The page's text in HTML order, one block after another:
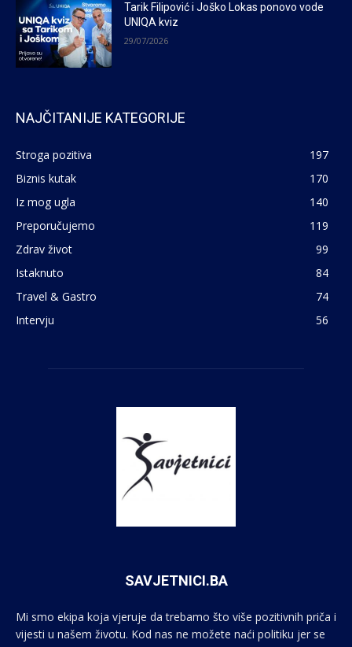
Tarik Filipović i Joško Lokas ponovo vode
UNIQA kviz
29/07/2026
NAJČITANIJE KATEGORIJE
Stroga pozitiva
197
Biznis kutak
170
Iz mog ugla
140
Preporučujemo
119
Zdrav život
99
Istaknuto
84
Travel & Gastro
74
Intervju
56
SAVJETNICI.BA
Mi smo ekipa koja vjeruje da trebamo što više pozitivnih priča i
vijesti u našem životu. Kod nas ne možete naći politiku jer se